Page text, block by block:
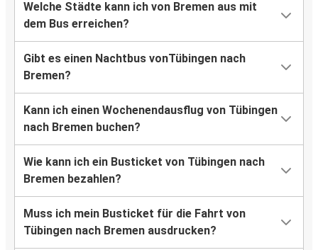
Welche Städte kann ich von Bremen aus mit
dem Bus erreichen?
Gibt es einen Nachtbus vonTübingen nach
Bremen?
Kann ich einen Wochenendausflug von Tübingen
nach Bremen buchen?
Wie kann ich ein Busticket von Tübingen nach
Bremen bezahlen?
Muss ich mein Busticket für die Fahrt von
Tübingen nach Bremen ausdrucken?